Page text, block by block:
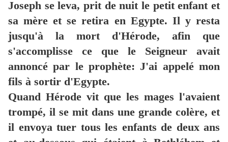
Joseph se leva, prit de nuit le petit enfant et
sa mère et se retira en Egypte. Il y resta
jusqu'à la mort d'Hérode, afin que
s'accomplisse ce que le Seigneur avait
annoncé par le prophète: J'ai appelé mon
fils à sortir d'Egypte.
Quand Hérode vit que les mages l'avaient
trompé, il se mit dans une grande colère, et
il envoya tuer tous les enfants de deux ans